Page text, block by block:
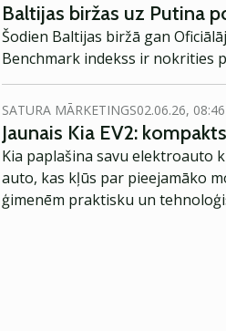
Baltijas biržas uz Putina
Šodien Baltijas biržā gan
Benchmark indekss ir nokrities
SATURA MĀRKETINGS02.06.26, 08:46
Jaunais Kia EV2:
Kia paplašina savu elektroauto
auto, kas kļūs par pieejamāko
ģimenēm praktisku un